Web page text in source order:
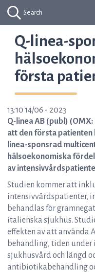
Search
Q-linea-
första
13:10 14/06 - 2023
Q-linea AB (publ)
att den första patienten
linea-sponsrad
hälsoekonomiska
av
Studien kommer att
intensivvårdspatienter,
behandlas för
italienska sjukhus.
effekten av att använda
behandling, tiden under
sjukhusvård och längd
antibiotikabehandling